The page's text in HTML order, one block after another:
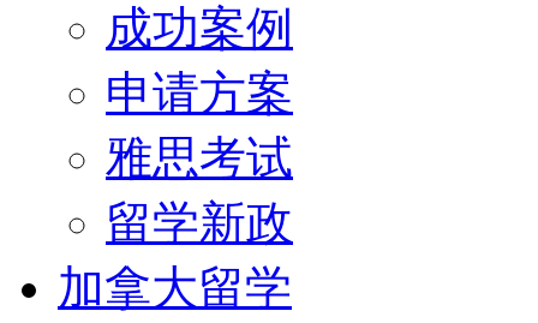
成功案例
申请方案
雅思考试
留学新政
加拿大留学